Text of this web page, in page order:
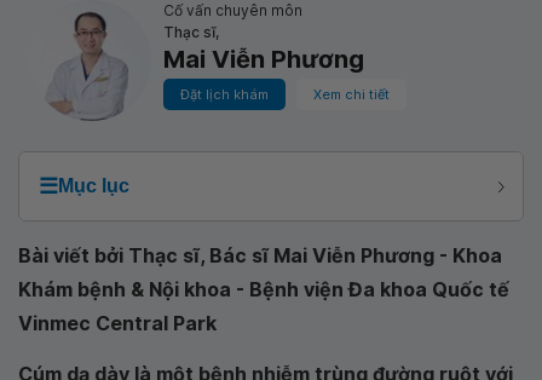
Cố vấn chuyên môn
Thạc sĩ,
Mai Viễn Phương
Đặt lịch khám Xem chi tiết
☰Mục lục
Bài viết bởi Thạc sĩ, Bác sĩ Mai Viễn Phương - Khoa
Khám bệnh & Nội khoa - Bệnh viện Đa khoa Quốc tế
Vinmec Central Park
Cúm dạ dày là một bệnh nhiễm trùng đường ruột với